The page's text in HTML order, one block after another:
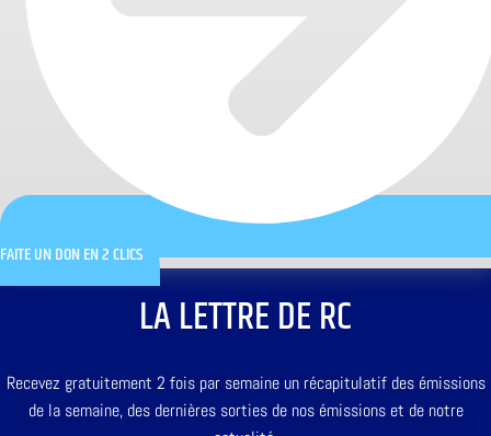
FAITE UN DON EN 2 CLICS
LA LETTRE DE RC
Recevez gratuitement 2 fois par semaine un récapitulatif des émissions
de la semaine, des dernières sorties de nos émissions et de notre